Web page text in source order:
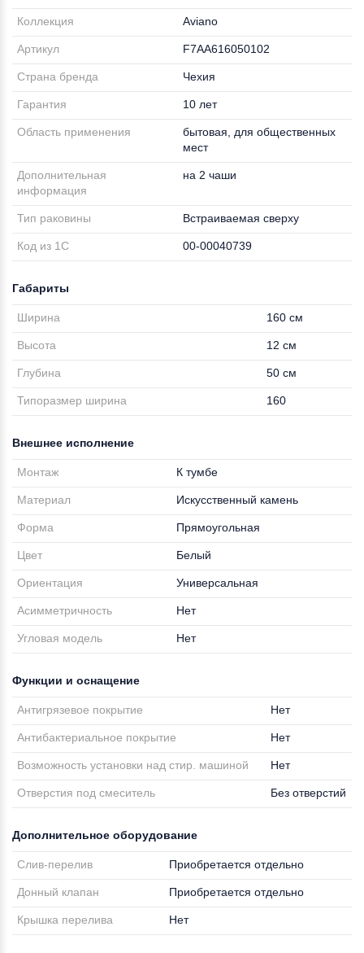
Коллекция Aviano
Артикул F7AA616050102
Страна бренда Чехия
Гарантия 10 лет
Область применения
бытовая, для общественных
мест
Дополнительная
информация
на 2 чаши
Тип раковины Встраиваемая сверху
Код из 1С 00-00040739
Габариты
Ширина 160 см
Высота 12 см
Глубина 50 см
Типоразмер ширина 160
Внешнее исполнение
Монтаж К тумбе
Материал Искусственный камень
Форма Прямоугольная
Цвет Белый
Ориентация Универсальная
Асимметричность Нет
Угловая модель Нет
Функции и оснащение
Антигрязевое покрытие Нет
Антибактериальное покрытие Нет
Возможность установки над стир. машиной Нет
Отверстия под смеситель Без отверстий
Дополнительное оборудование
Слив-перелив Приобретается отдельно
Донный клапан Приобретается отдельно
Крышка перелива Нет